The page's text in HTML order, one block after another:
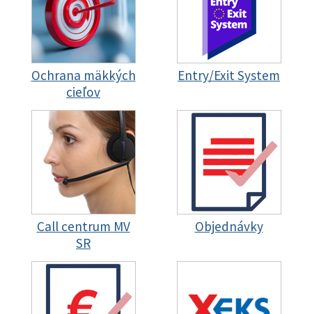
Ochrana mäkkých
cieľov
Entry/Exit System
Call centrum MV
SR
Objednávky